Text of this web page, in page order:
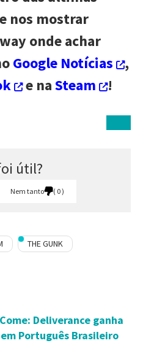
nos mostrar
onde achar
Google Notícias
,
e naSteam !
útil?
Nem tanto 0
THE GUNK
Deliverance ganha
Português Brasileiro